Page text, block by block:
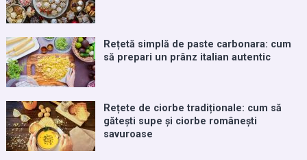
Rețetă simplă de paste carbonara: cum
să prepari un prânz italian autentic
Rețete de ciorbe tradiționale: cum să
gătești supe și ciorbe românești
savuroase